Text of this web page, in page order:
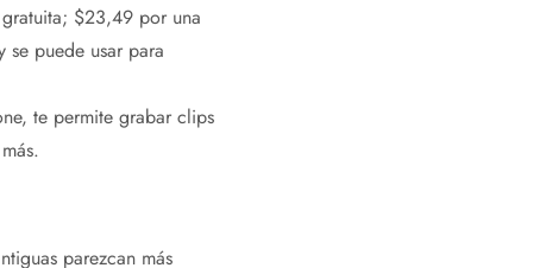
$23,49 por una
puede usar para
te permite grabar clips
parezcan más